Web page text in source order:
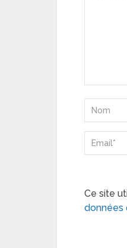
Ce site
données